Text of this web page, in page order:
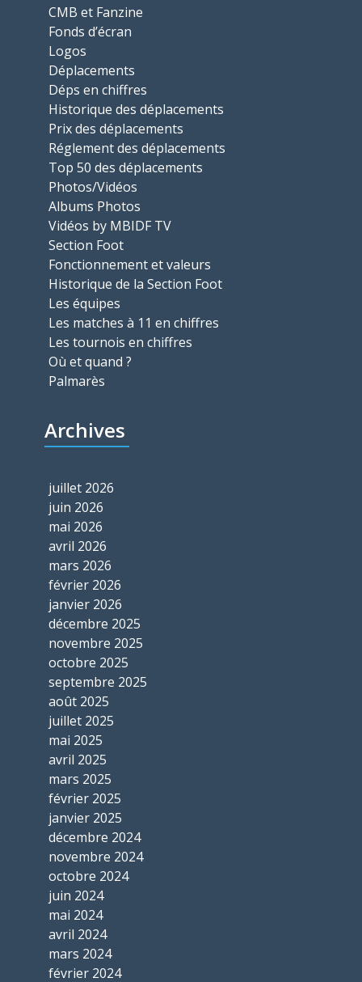
CMB et Fanzine
Fonds d’écran
Logos
Déplacements
Déps en chiffres
Historique des déplacements
Prix des déplacements
Réglement des déplacements
Top 50 des déplacements
Photos/Vidéos
Albums Photos
Vidéos by MBIDF TV
Section Foot
Fonctionnement et valeurs
Historique de la Section Foot
Les équipes
Les matches à 11 en chiffres
Les tournois en chiffres
Où et quand ?
Palmarès
Archives
juillet 2026
juin 2026
mai 2026
avril 2026
mars 2026
février 2026
janvier 2026
décembre 2025
novembre 2025
octobre 2025
septembre 2025
août 2025
juillet 2025
mai 2025
avril 2025
mars 2025
février 2025
janvier 2025
décembre 2024
novembre 2024
octobre 2024
juin 2024
mai 2024
avril 2024
mars 2024
février 2024